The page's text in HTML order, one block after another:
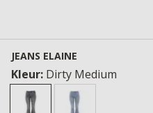
JEANS ELAINE
Kleur: Dirty Medium